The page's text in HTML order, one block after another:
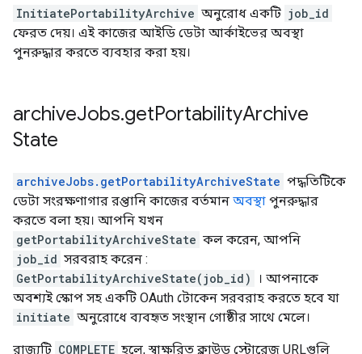
InitiatePortabilityArchive অনুরোধ একটি job_id
ফেরত দেয়। এই কাজের আইডি ডেটা আর্কাইভের অবস্থা
পুনরুদ্ধার করতে ব্যবহার করা হয়।
archiveJobs.getPortabilityArchive
State
archiveJobs.getPortabilityArchiveState পদ্ধতিটিকে
ডেটা সংরক্ষণাগার রপ্তানি কাজের বর্তমান অবস্থা পুনরুদ্ধার
করতে বলা হয়। আপনি যখন
getPortabilityArchiveState কল করেন, আপনি
job_id সরবরাহ করেন :
GetPortabilityArchiveState(job_id)
। আপনাকে
অবশ্যই স্কোপ সহ একটি OAuth টোকেন সরবরাহ করতে হবে যা
initiate অনুরোধে ব্যবহৃত সংস্থান গোষ্ঠীর সাথে মেলে।
রাজ্যটি COMPLETE হলে, স্বাক্ষরিত ক্লাউড স্টোরেজ URLগুলি